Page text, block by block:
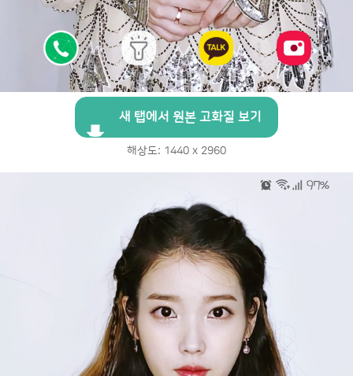
새 탭에서 원본 고화질 보기
해상도: 1440 x 2960